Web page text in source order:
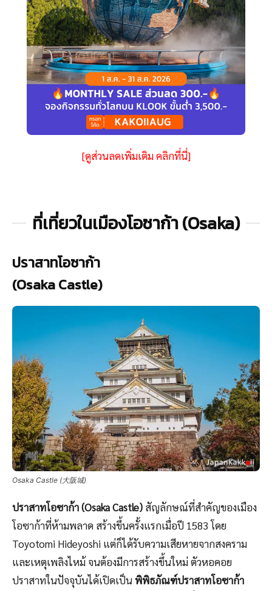
[ดูส่วนลดเพิ่มเติม คลิกที่นี่]
ที่เที่ยวในเมืองโอซาก้า (Osaka)
ปราสาทโอซาก้า
(Osaka Castle)
Osaka Castle (大阪城)
ปราสาทโอซาก้า (Osaka Castle) สัญลักษณ์ที่สำคัญของเมือง
โอซาก้าที่ห้ามพลาด สร้างขึ้นครั้งแรกเมื่อปี 1583 โดย
Toyotomi Hideyoshi แต่ก็ได้รับความเสียหายจากสงคราม
และเหตุเพลิงไหม้ จนต้องมีการสร้างขึ้นใหม่ ตัวหอคอย
ปราสาทในปัจจุบันได้เปิดเป็นพิพิธภัณฑ์ปราสาทโอซาก้า